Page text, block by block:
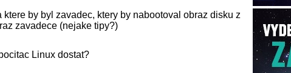
by byl zavadec, ktery by nabootoval obraz disku z
zavadece (nejake tipy?)
Linux dostat?